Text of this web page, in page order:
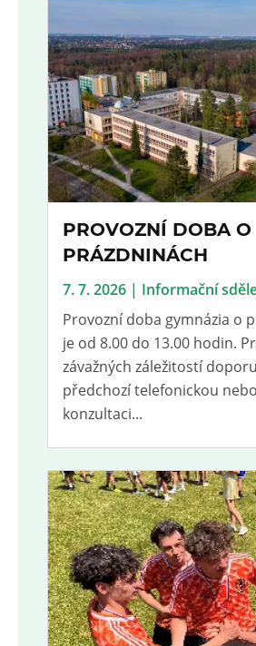
PROVOZNÍ DOBA O
PRÁZDNINÁCH
7. 7. 2026 | Informační
Provozní doba gymnázia o
je od 8.00 do 13.00 hodin.
závažných záležitostí
předchozí telefonickou
konzultaci...